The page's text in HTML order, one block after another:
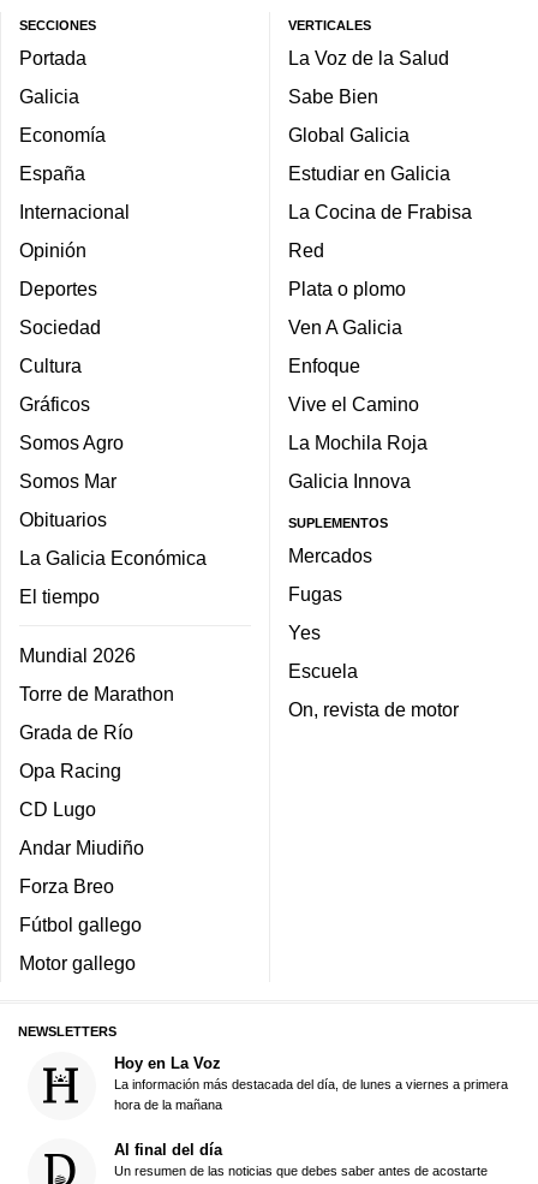
SECCIONES
Portada
Galicia
Economía
España
Internacional
Opinión
Deportes
Sociedad
Cultura
Gráficos
Somos Agro
Somos Mar
Obituarios
La Galicia Económica
El tiempo
Mundial 2026
Torre de Marathon
Grada de Río
Opa Racing
CD Lugo
Andar Miudiño
Forza Breo
Fútbol gallego
Motor gallego
VERTICALES
La Voz de la Salud
Sabe Bien
Global Galicia
Estudiar en Galicia
La Cocina de Frabisa
Red
Plata o plomo
Ven A Galicia
Enfoque
Vive el Camino
La Mochila Roja
Galicia Innova
SUPLEMENTOS
Mercados
Fugas
Yes
Escuela
On, revista de motor
NEWSLETTERS
Hoy en La Voz
La información más destacada del día, de lunes a viernes a primera
hora de la mañana
Al final del día
Un resumen de las noticias que debes saber antes de acostarte